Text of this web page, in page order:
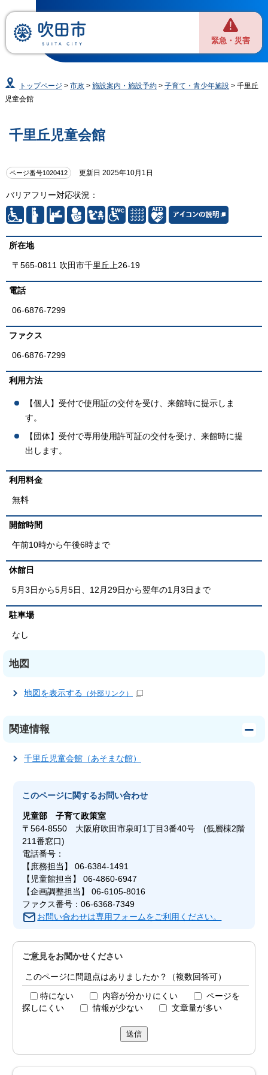
緊急・災害
トップページ >市政 >施設案内・施設予約 >子育て・青少年施設 > 千里丘
児童会館
千里丘児童会館
ページ番号1020412 更新日 2025年10月1日
バリアフリー対応状況：
所在地
〒565-0811 吹田市千里丘上26-19
電話
06-6876-7299
ファクス
06-6876-7299
利用方法
【個人】受付で使用証の交付を受け、来館時に提示しま
す。
【団体】受付で専用使用許可証の交付を受け、来館時に提
出します。
利用料金
無料
開館時間
午前10時から午後6時まで
休館日
5月3日から5月5日、12月29日から翌年の1月3日まで
駐車場
なし
地図
地図を表示する （外部リンク）
関連情報
千里丘児童会館（あそまな館）
このページに関するお問い合わせ
児童部子育て政策室
〒564-8550 大阪府吹田市泉町1丁目3番40号 (低層棟2階
211番窓口)
電話番号：
【庶務担当】 06-6384-1491
【児童館担当】 06-4860-6947
【企画調整担当】 06-6105-8016
ファクス番号：06-6368-7349
お問い合わせは専用フォームをご利用ください。
ご意見をお聞かせください
このページに問題点はありましたか？（複数回答可）
特にない 内容が分かりにくい
ページを
探しにくい
情報が少ない 文章量が多い
送信